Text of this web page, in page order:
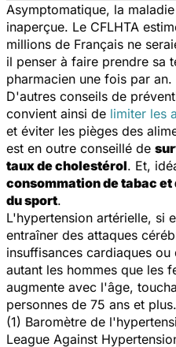
Asymptomatique, la
inaperçue. Le CFLHTA
millions de Français ne
il penser à faire prendre sa
pharmacien une fois par an.
D'autres conseils de
convient ainsi de limiter les
et éviter les pièges des
est en outre conseillé de
taux de cholestérol. Et,
consommation de tabac
du sport.
L'hypertension artérielle, si
entraîner des attaques
insuffisances cardiaques
autant les hommes que les
augmente avec l'âge,
personnes de 75 ans et plus.
(1) Baromètre de
League Against